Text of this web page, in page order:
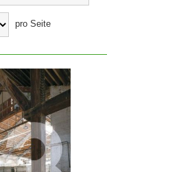
pro Seite